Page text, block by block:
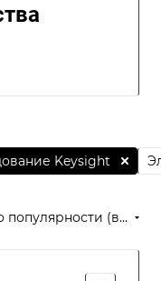
Keysight
По популярности (возрастание)